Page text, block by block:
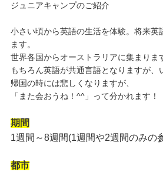
ジュニアキャンプのご紹介
小さい頃から英語の生活を体験。将来英
ます。
世界各国からオーストラリアに集まりま
もちろん英語が共通言語となりますが、
帰国の時には悲しくなりますが、
「また会おうね！^^」って分かれます！
期間
1週間～8週間(1週間や2週間のみの
都市